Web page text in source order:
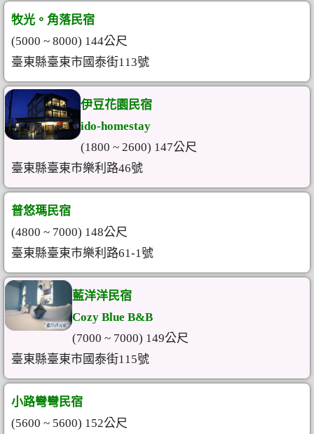
牧光。角落民宿
(5000 ~ 8000) 144公尺
臺東縣臺東市國泰街113號
伊豆花園民宿
ido-homestay
(1800 ~ 2600) 147公尺
臺東縣臺東市樂利路46號
普悠瑪民宿
(4800 ~ 7000) 148公尺
臺東縣臺東市樂利路61-1號
藍洋洋民宿
Cozy Blue B&B
(7000 ~ 7000) 149公尺
臺東縣臺東市國泰街115號
小路彎彎民宿
(5600 ~ 5600) 152公尺